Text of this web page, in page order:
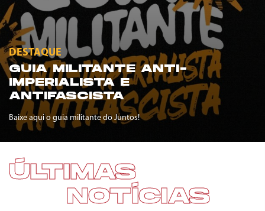
DESTAQUE
GUIA MILITANTE ANTI-
IMPERIALISTA E
ANTIFASCISTA
Baixe aqui o guia militante do Juntos!
ÚLTIMAS
NOTÍCIAS